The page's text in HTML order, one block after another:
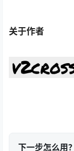
关于作者
下一步怎么用？